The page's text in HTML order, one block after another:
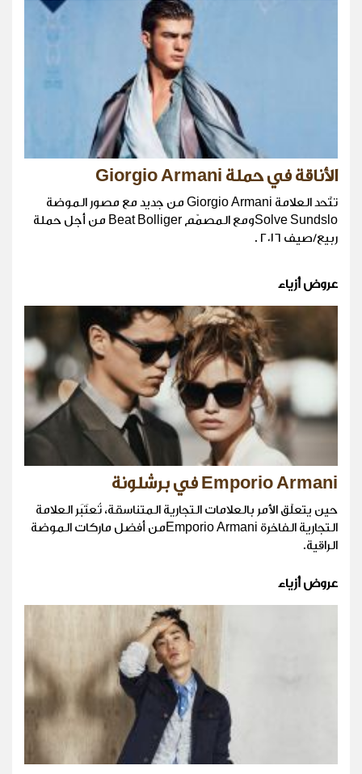
الأناقة في حملة Giorgio Armani
تتّحد العلامة Giorgio Armani من جديد مع مصور الموضة
Solve Sundsloومع المصمّم Beat Bolliger من أجل حملة
ربيع/صيف ٢٠١٦ .
عروض أزياء
Emporio Armani في برشلونة
حين يتعلّق الأمر بالعلامات التجارية المتناسقة، تُعتَبَر العلامة
التجارية الفاخرة Emporio Armaniمن أفضل ماركات الموضة
الراقية.
عروض أزياء